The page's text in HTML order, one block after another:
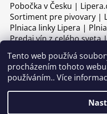
Tento web používá
procházením tohoto
používáním.. Více
Pobočka v Česku |
Sortiment pre pivovary |
Plniaca linky Lipera |
Predaj vín z celého sveta